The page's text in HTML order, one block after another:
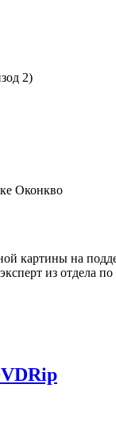
Оконкво
картины на
из отдела